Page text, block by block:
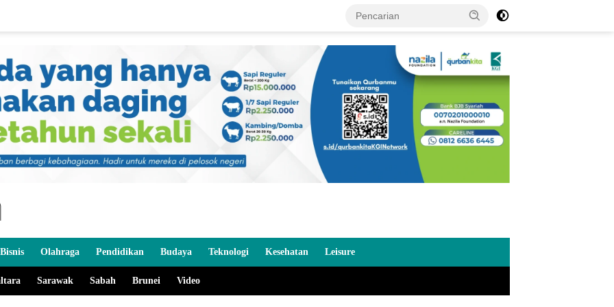
Olahraga Pendidikan Budaya Teknologi Kesehatan Leisure
Sarawak Sabah Brunei Video